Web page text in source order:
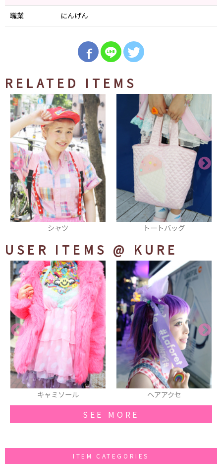
職業 にんげん
RELATED ITEMS
トートバッグ スカート
USER ITEMS @ KURE
ヘアアクセ スニーカー
SEE MORE
ITEM CATEGORIES